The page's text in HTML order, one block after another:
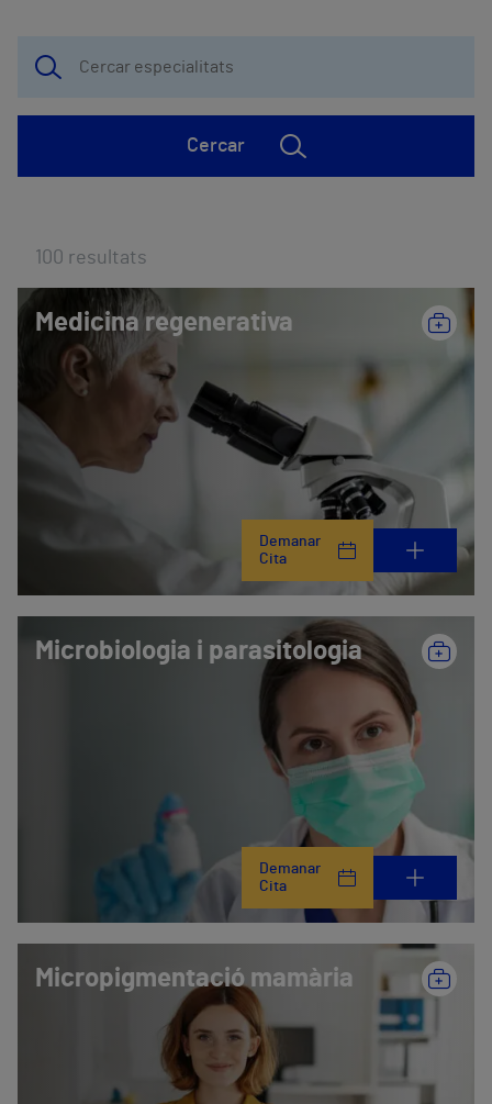
Cercar
100 resultats
Medicina regenerativa
Demanar
Cita
Microbiologia i parasitologia
Demanar
Cita
Micropigmentació mamària